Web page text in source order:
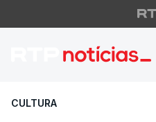
CULTURA